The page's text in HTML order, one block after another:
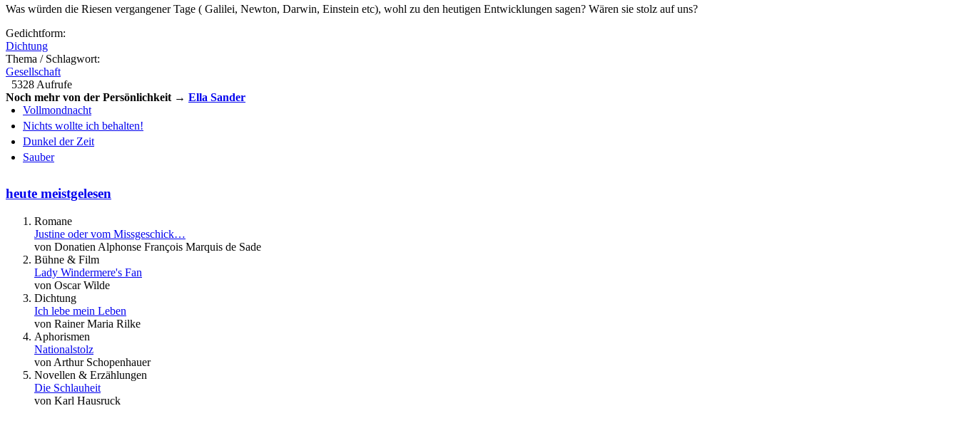
Was würden die Riesen vergangener Tage ( Galilei, Newton, Darwin, Einstein etc), wohl zu den heutigen Entwicklungen sagen? Wären sie stolz auf uns?
Gedichtform:
Dichtung
Thema / Schlagwort:
Gesellschaft
5328 Aufrufe
Noch mehr von der Persönlichkeit → Ella Sander
Vollmondnacht
Nichts wollte ich behalten!
Dunkel der Zeit
Sauber
heute meistgelesen
Romane
Justine oder vom Missgeschick…
von Donatien Alphonse François Marquis de Sade
Bühne & Film
Lady Windermere's Fan
von Oscar Wilde
Dichtung
Ich lebe mein Leben
von Rainer Maria Rilke
Aphorismen
Nationalstolz
von Arthur Schopenhauer
Novellen & Erzählungen
Die Schlauheit
von Karl Hausruck